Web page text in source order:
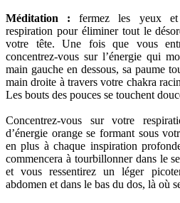
Méditation : fermez les yeux et
respiration pour éliminer tout le
votre tête. Une fois que vous
concentrez-vous sur l’énergie qui
main gauche en dessous, sa paume
main droite à travers votre chakra
Les bouts des pouces se touchent
Concentrez-vous sur votre
d’énergie orange se formant sous
en plus à chaque inspiration
commencera à tourbillonner dans le
et vous ressentirez un léger
abdomen et dans le bas du dos, là où